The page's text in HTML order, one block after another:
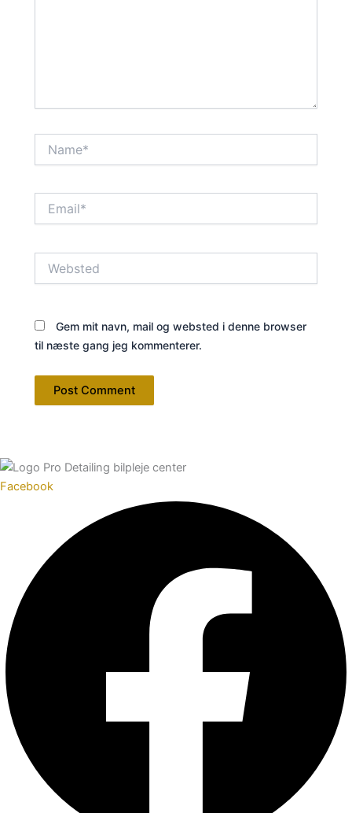
Gem mit navn, mail og websted i denne browser
til næste gang jeg kommenterer.
Facebook